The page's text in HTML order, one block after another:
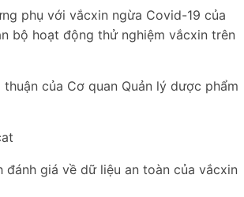
phụ với vắcxin ngừa Covid-19 của
bộ hoạt động thử nghiệm vắcxin trên
của Cơ quan Quản lý dược phẩm
giá về dữ liệu an toàn của vắcxin